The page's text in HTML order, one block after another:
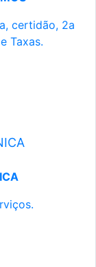
certidão, 2a
Taxas.